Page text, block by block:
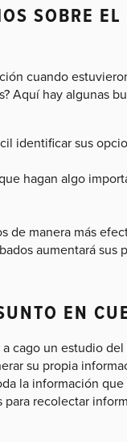
SOBRE
cuando
Aquí hay algunas
identificar sus
hagan algo
de manera más
aumentará sus
EN
cago un estudio
su propia
la información que
recolectar